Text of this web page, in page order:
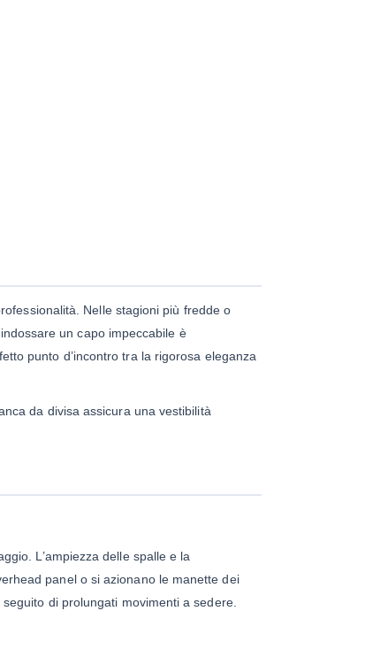
Nelle stagioni più fredde o
un capo impeccabile è
punto d’incontro tra la rigorosa eleganza
da divisa assicura una vestibilità
L’ampiezza delle spalle e la
panel o si azionano le manette dei
di prolungati movimenti a sedere.